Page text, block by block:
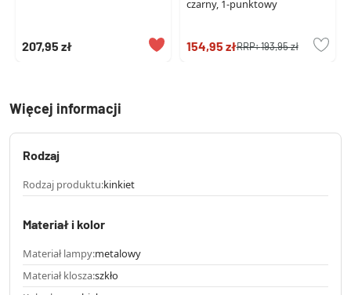
207,95 zł
czarny, 1-punktowy
154,95 złRRP:193,95 zł
Więcej informacji
Rodzaj
Rodzaj produktu:kinkiet
Materiał i kolor
Materiał lampy:metalowy
Materiał klosza:szkło